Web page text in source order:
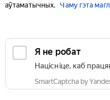
аўтаматычных.
Чаму гэта
Я не робат
Націсніце, каб
SmartCaptcha by